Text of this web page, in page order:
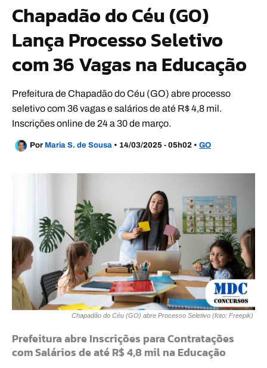
Chapadão do Céu (GO)
Lança Processo Seletivo
com 36 Vagas na Educação
Prefeitura de Chapadão do Céu (GO) abre processo
seletivo com 36 vagas e salários de até R$ 4,8 mil.
Inscrições online de 24 a 30 de março.
Por Maria S. de Sousa • 14/03/2025 - 05h02 • GO
Chapadão do Céu (GO) abre Processo Seletivo (foto: Freepik)
Prefeitura abre Inscrições para Contratações
com Salários de até R$ 4,8 mil na Educação